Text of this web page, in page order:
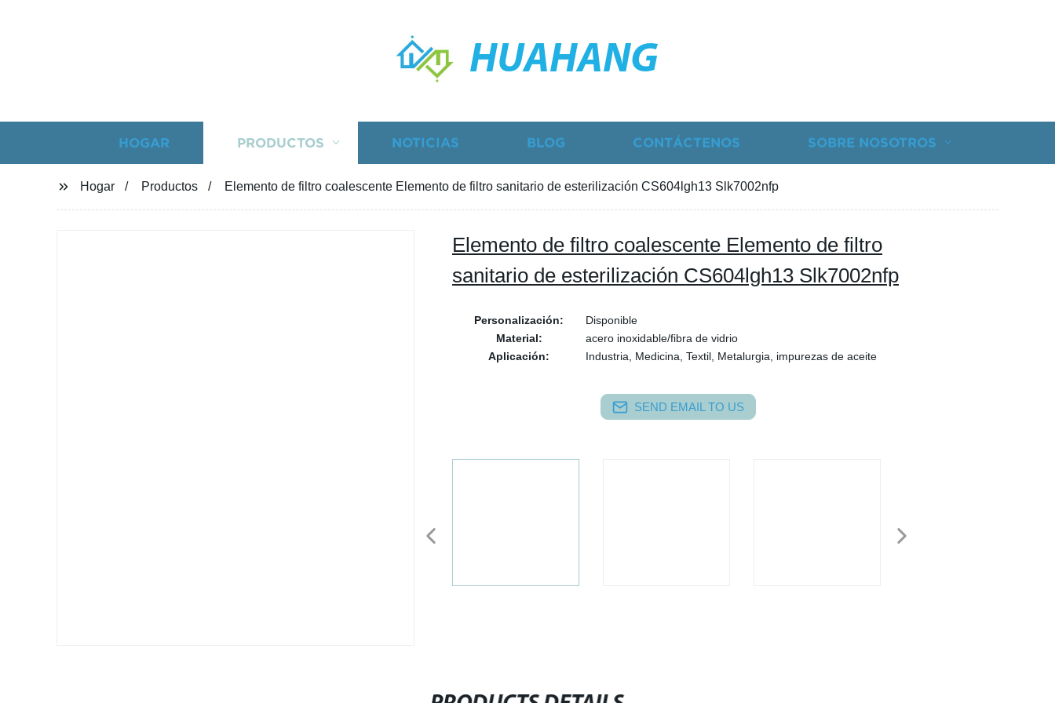
HUAHANG
HOGAR PRODUCTOS NOTICIAS BLOG CONTÁCTENOS SOBRE NOSOTROS
Hogar Productos Elemento de filtro coalescente Elemento de filtro sanitario de esterilización CS604lgh13 Slk7002nfp
Elemento de filtro coalescente Elemento de filtro
sanitario de esterilización CS604lgh13 Slk7002nfp
Personalización:
Disponible
Material:
acero inoxidable/fibra de vidrio
Aplicación:
Industria, Medicina, Textil, Metalurgia, impurezas de aceite
SEND EMAIL TO US